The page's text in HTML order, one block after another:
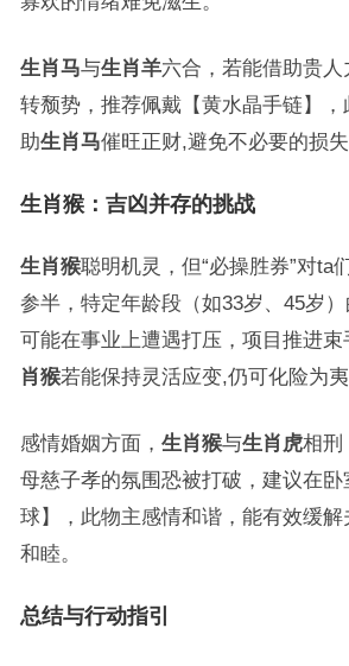
生肖马与生肖羊六合，若能借助贵人
转颓势，推荐佩戴【黄水晶手链】
助生肖马催旺正财,避免不必要的损失
生肖猴：吉凶并存的挑战
生肖猴聪明机灵，但“必操胜券”对ta
参半，特定年龄段（如33岁、45岁）
可能在事业上遭遇打压，项目推进束
肖猴若能保持灵活应变,仍可化险为夷
感情婚姻方面， 生肖猴与生肖虎相刑
母慈子孝的氛围恐被打破，建议在卧
球】，此物主感情和谐，能有效缓
和睦。
总结与行动指引